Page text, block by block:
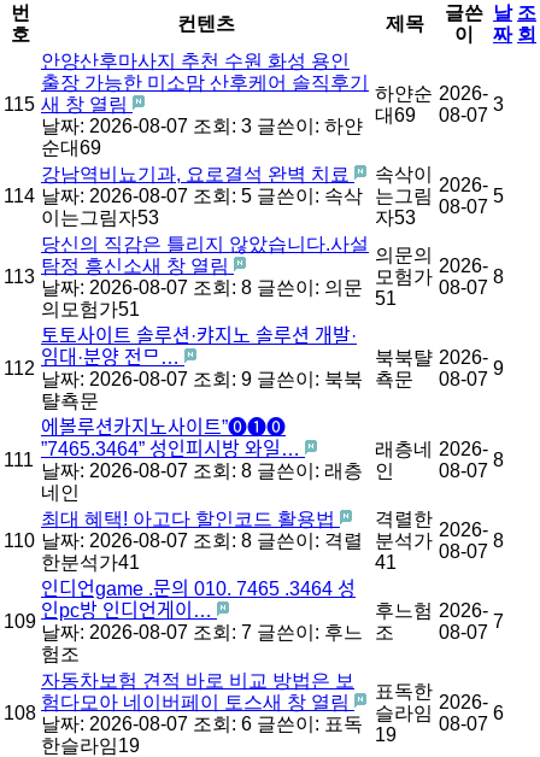
번
호
컨텐츠 제목
글쓴
이
날
짜
조
회
115
안양산후마사지 추천 수원 화성 용인
출장 가능한 미소맘 산후케어 솔직후기
새 창 열림
날짜: 2026-08-07 조회: 3 글쓴이: 하얀
순대69
하얀순
대69
2026-
08-07
3
114
강남역비뇨기과, 요로결석 완벽 치료
날짜: 2026-08-07 조회: 5 글쓴이: 속삭
이는그림자53
속삭이
는그림
자53
2026-
08-07
5
113
당신의 직감은 틀리지 않았습니다.사설
탐정 흥신소새 창 열림
날짜: 2026-08-07 조회: 8 글쓴이: 의문
의모험가51
의문의
모험가
51
2026-
08-07
8
112
토­토사이트 솔루션·캬지노 솔루션 개발·
임대·분양 전ᄆ…
날짜: 2026-08-07 조회: 9 글쓴이: 북북
턀쵹문
북북턀
쵹문
2026-
08-07
9
111
에볼루션카­지노사이트”⓿❶⓿
”7465.3464” 성인피시방 와일…
날짜: 2026-08-07 조회: 8 글쓴이: 래층
네인
래층네
인
2026-
08-07
8
110
최대 혜택! 아고다 할인코드 활용법
날짜: 2026-08-07 조회: 8 글쓴이: 격렬
한분석가41
격렬한
분석가
41
2026-
08-07
8
109
인디언game .문의 010. 7465 .3464 성
인pc방 인디언게이…
날짜: 2026-08-07 조회: 7 글쓴이: 후느
험조
후느험
조
2026-
08-07
7
108
자동차보험 견적 바로 비교 방법은 보
험다모아 네이버페이 토스새 창 열림
날짜: 2026-08-07 조회: 6 글쓴이: 표독
한슬라임19
표독한
슬라임
19
2026-
08-07
6